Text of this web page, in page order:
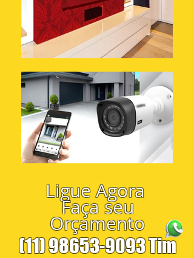
Ligue Agora
Faça seu
Orçamento
(11) 98653-9093Tim